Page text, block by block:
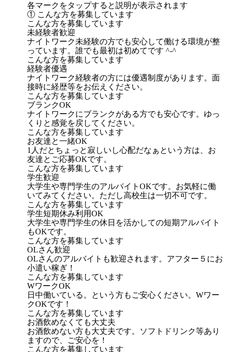
各マークをタップすると説明が表示されます
① こんな方を募集しています
こんな方を募集しています
未経験者歓迎
ナイトワーク未経験の方でも安心して働ける環境が整
っています。誰でも最初は初めてです ^-^
こんな方を募集しています
経験者優遇
ナイトワーク経験者の方には優遇制度があります。面
接時に経歴等をお伝えください。
こんな方を募集しています
ブランクOK
ナイトワークにブランクがある方でも安心です。ゆっ
くりと感覚を戻してください。
こんな方を募集しています
お友達と一緒OK
1人だとちょっと寂しいし心配だなぁという方は、お
友達とご応募OKです。
こんな方を募集しています
学生歓迎
大学生や専門学生のアルバイトOKです。お気軽に働
いてみてください。ただし高校生は一切不可です。
こんな方を募集しています
学生短期休み利用OK
大学生や専門学生の休日を活かしての短期アルバイト
もOKです。
こんな方を募集しています
OLさん歓迎
OLさんのアルバイトも歓迎されます。アフター５にお
小遣い稼ぎ！
こんな方を募集しています
WワークOK
日中働いている。という方もご安心ください。Wワー
クOKです！
こんな方を募集しています
お酒飲めなくても大丈夫
お酒飲めない方も大丈夫です。ソフトドリンク等あり
ますので、ご安心を！
こんな方を募集しています